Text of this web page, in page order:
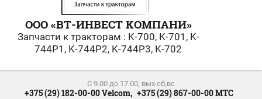
ООО «ВТ-ИНВЕСТ KОМПАНИ»
Запчасти к тракторам : K-700, K-701, K-
744Р1, K-744Р2, K-744Р3, K-702
С 9.00 до 17.00, вых.сб,вс
+375 (29) 182-00-00 Velcom, +375 (29) 867-00-00 МТС